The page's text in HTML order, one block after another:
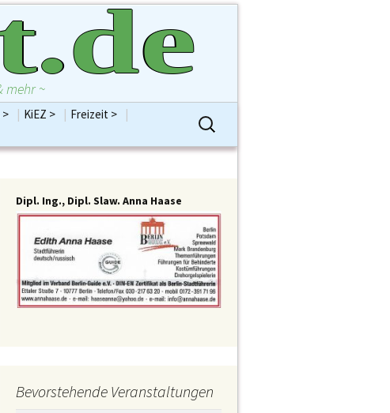
mehr ~
|
DIE LINKE
Fraktion FDP
Fraktion SPD
Frau
Demirbüken-Wegner
Abt Bauen
Abt Bürgerdienste
Abt Familie
Abt Ordnung
Reinickendorf
Berlin
KiEZ >
|
Gesellschaft
Kommentar
Kostenlose Pinnwand
Kultur/Kunst
Schule
Senioren
Sonstiges
Alles KiEZ
Freizeit >
|
Religionen
Suchen
nach:
Dipl. Ing., Dipl. Slaw. Anna Haase
Bevorstehende Veranstaltungen